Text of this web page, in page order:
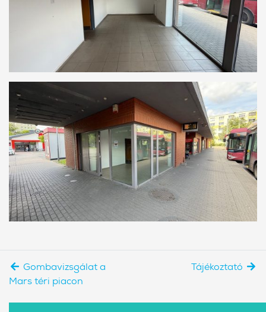
Gombavizsgálat a
Mars téri piacon
Tájékoztató